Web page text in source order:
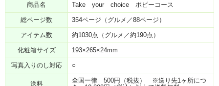
商品名 Take your choice ポピーコース
総ページ数 354ページ（グルメ／88ページ）
アイテム数 約1030点（グルメ／約190点）
化粧箱サイズ 193×265×24mm
写真入りのし対応 ○
送料
全国一律 500円（税抜） ※送り先1ヶ所につ